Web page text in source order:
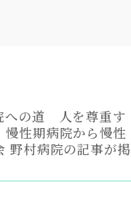
への道 人を尊重す
性期病院から慢性
野村病院の記事が掲